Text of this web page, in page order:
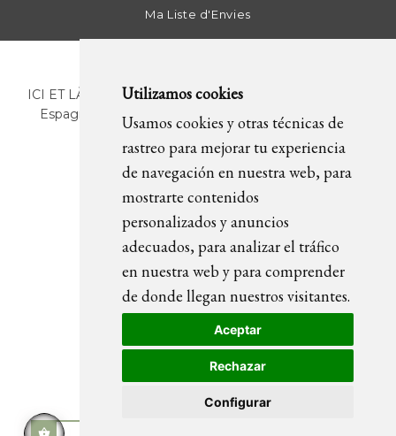
Utilizamos cookies
Usamos cookies y otras técnicas de
rastreo para mejorar tu experiencia
de navegación en nuestra web, para
mostrarte contenidos
personalizados y anuncios
adecuados, para analizar el tráfico
en nuestra web y para comprender
de donde llegan nuestros visitantes.
Aceptar
Rechazar
Configurar
Ma Liste d'Envies
ICI ET LÀ | C/ Sant Pere Més Alt, 43 | 08003 Barcelona.
Espagne | T. +34 93 268 78 43 | +34 630 82 09 89 |